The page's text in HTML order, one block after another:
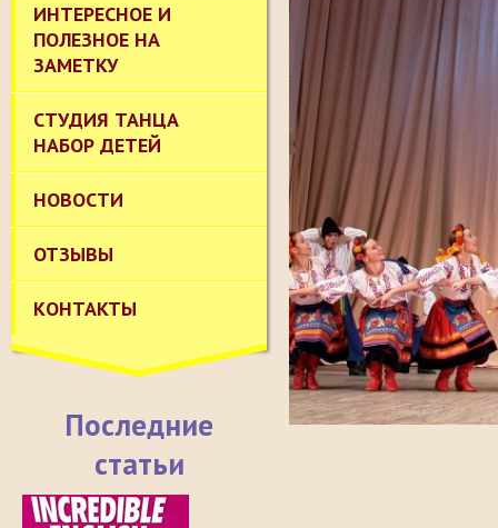
ИНТЕРЕСНОЕ И
ПОЛЕЗНОЕ НА
ЗАМЕТКУ
СТУДИЯ ТАНЦА
НАБОР ДЕТЕЙ
НОВОСТИ
ОТЗЫВЫ
КОНТАКТЫ
Последние
статьи